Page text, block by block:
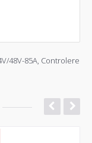
48V-85A Controlere